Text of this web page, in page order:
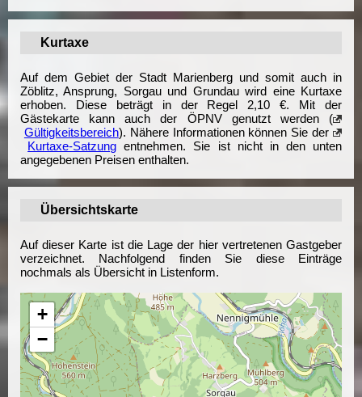
Kurtaxe
Auf dem Gebiet der Stadt Marienberg und somit auch in
Zöblitz, Ansprung, Sorgau und Grundau wird eine Kurtaxe
erhoben. Diese beträgt in der Regel 2,10 €. Mit der
Gästekarte kann auch der ÖPNV genutzt werden (
Gültigkeitsbereich). Nähere Informationen können Sie der
Kurtaxe-Satzung entnehmen. Sie ist nicht in den unten
angegebenen Preisen enthalten.
Übersichtskarte
Auf dieser Karte ist die Lage der hier vertretenen Gastgeber
verzeichnet. Nachfolgend finden Sie diese Einträge
nochmals als Übersicht in Listenform.
+
−